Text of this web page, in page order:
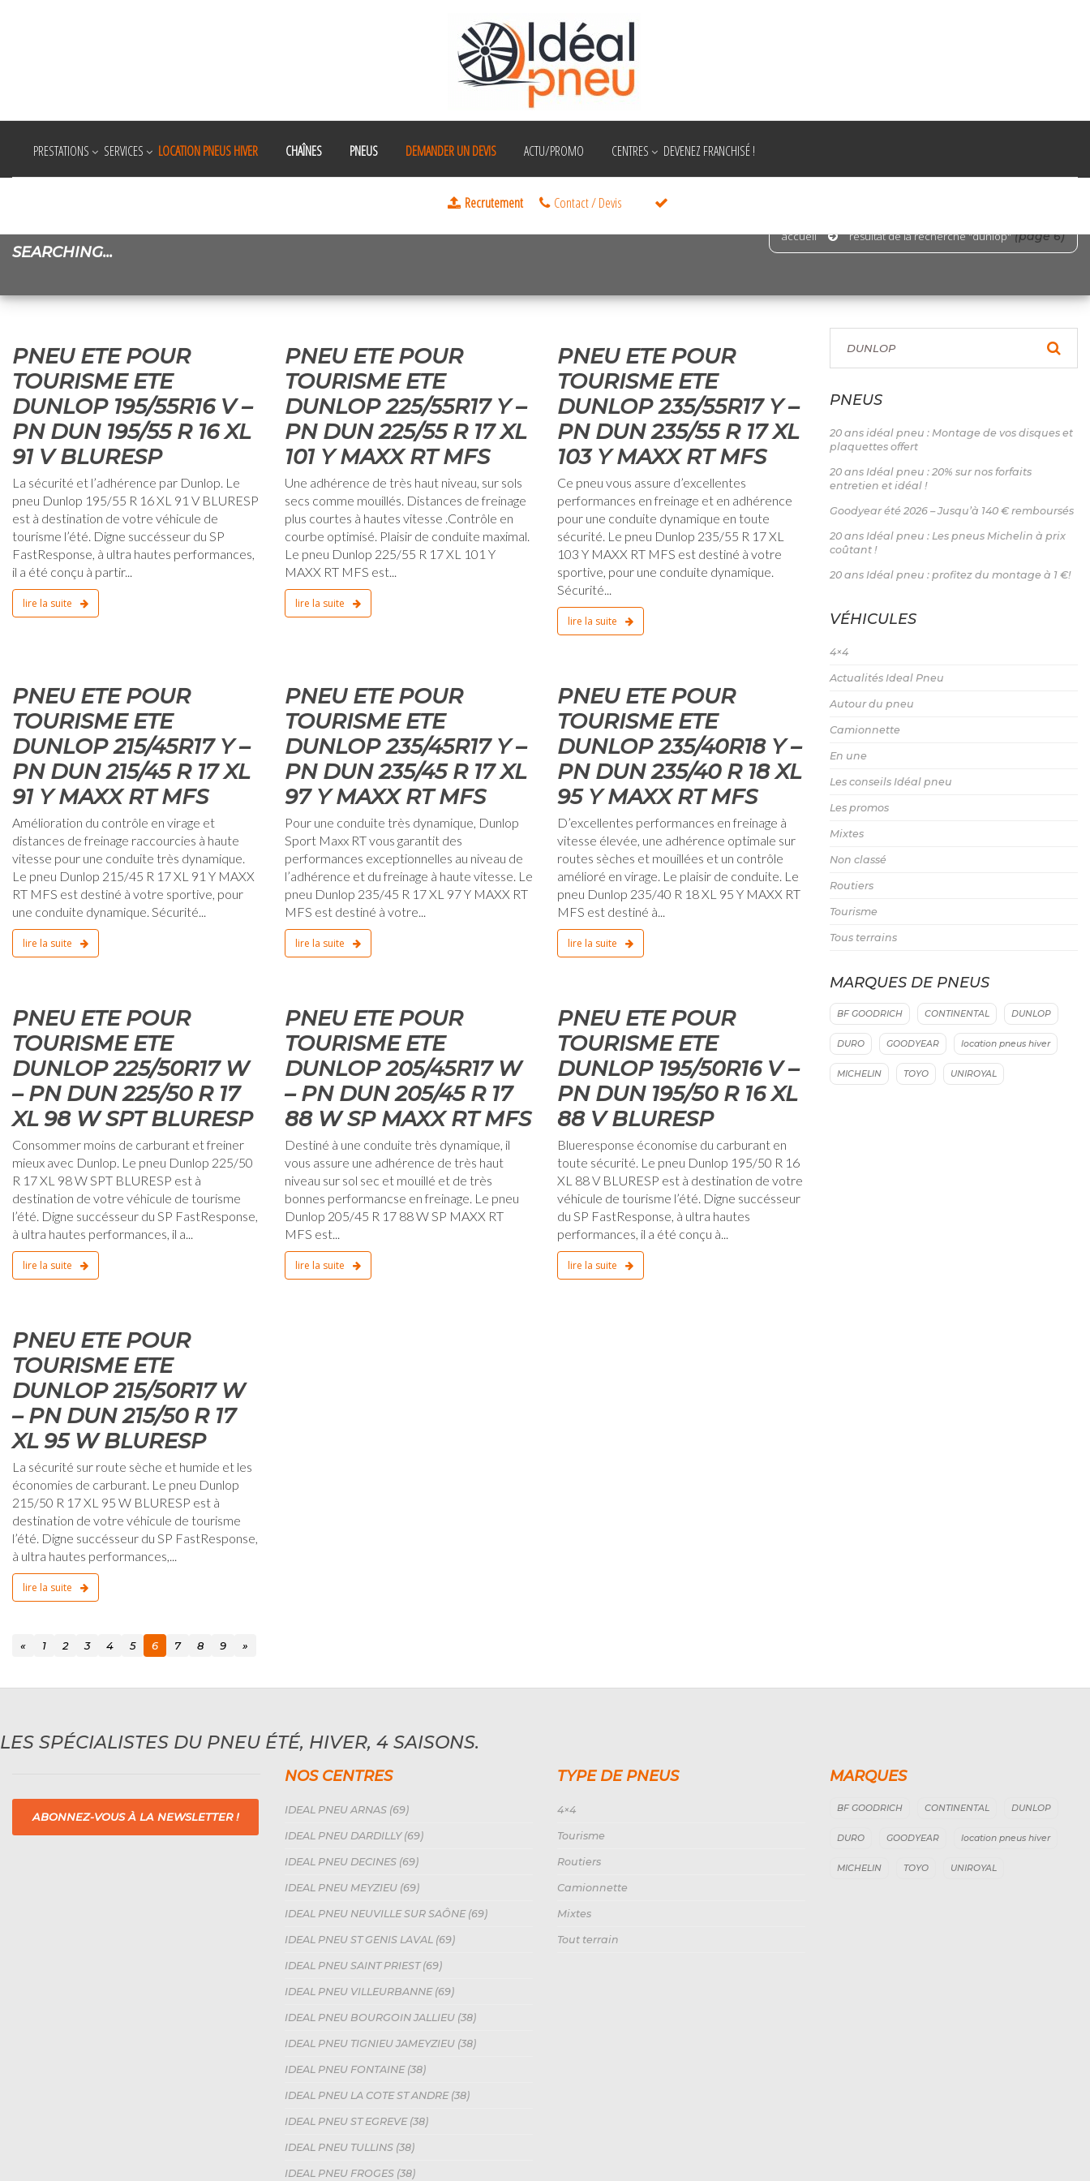
PRESTATIONS SERVICES LOCATION PNEUS HIVER CHAÎNES PNEUS DEMANDER UN DEVIS ACTU/PROMO CENTRES DEVENEZ FRANCHISÉ !
SEARCHING...
accueil résultat de la recherche "dunlop"(page 6)
PNEU ETE POUR
TOURISME ETE
DUNLOP 195/55R16 V –
PN DUN 195/55 R 16 XL
91 V BLURESP
La sécurité et l’adhérence par Dunlop. Le
pneu Dunlop 195/55 R 16 XL 91 V BLURESP
est à destination de votre véhicule de
tourisme l’été. Digne succésseur du SP
FastResponse, à ultra hautes performances,
il a été conçu à partir...
lire la suite
1 janvier 1970
PNEU ETE POUR
TOURISME ETE
DUNLOP 225/55R17 Y –
PN DUN 225/55 R 17 XL
101 Y MAXX RT MFS
Une adhérence de très haut niveau, sur sols
secs comme mouillés. Distances de freinage
plus courtes à hautes vitesse .Contrôle en
courbe optimisé. Plaisir de conduite maximal.
Le pneu Dunlop 225/55 R 17 XL 101 Y
MAXX RT MFS est...
lire la suite
1 janvier 1970
PNEU ETE POUR
TOURISME ETE
DUNLOP 235/55R17 Y –
PN DUN 235/55 R 17 XL
103 Y MAXX RT MFS
Ce pneu vous assure d’excellentes
performances en freinage et en adhérence
pour une conduite dynamique en toute
sécurité. Le pneu Dunlop 235/55 R 17 XL
103 Y MAXX RT MFS est destiné à votre
sportive, pour une conduite dynamique.
Sécurité...
lire la suite
PNEU ETE POUR
TOURISME ETE
DUNLOP 215/45R17 Y –
PN DUN 215/45 R 17 XL
91 Y MAXX RT MFS
Amélioration du contrôle en virage et
distances de freinage raccourcies à haute
vitesse pour une conduite très dynamique.
Le pneu Dunlop 215/45 R 17 XL 91 Y MAXX
RT MFS est destiné à votre sportive, pour
une conduite dynamique. Sécurité...
lire la suite
PNEU ETE POUR
TOURISME ETE
DUNLOP 235/45R17 Y –
PN DUN 235/45 R 17 XL
97 Y MAXX RT MFS
Pour une conduite très dynamique, Dunlop
Sport Maxx RT vous garantit des
performances exceptionnelles au niveau de
l’adhérence et du freinage à haute vitesse. Le
pneu Dunlop 235/45 R 17 XL 97 Y MAXX RT
MFS est destiné à votre...
lire la suite
PNEU ETE POUR
TOURISME ETE
DUNLOP 235/40R18 Y –
PN DUN 235/40 R 18 XL
95 Y MAXX RT MFS
D’excellentes performances en freinage à
vitesse élevée, une adhérence optimale sur
routes sèches et mouillées et un contrôle
amélioré en virage. Le plaisir de conduite. Le
pneu Dunlop 235/40 R 18 XL 95 Y MAXX RT
MFS est destiné à...
lire la suite
PNEU ETE POUR
TOURISME ETE
DUNLOP 225/50R17 W
– PN DUN 225/50 R 17
XL 98 W SPT BLURESP
Consommer moins de carburant et freiner
mieux avec Dunlop. Le pneu Dunlop 225/50
R 17 XL 98 W SPT BLURESP est à
destination de votre véhicule de tourisme
l’été. Digne succésseur du SP FastResponse,
à ultra hautes performances, il a...
lire la suite
PNEU ETE POUR
TOURISME ETE
DUNLOP 205/45R17 W
– PN DUN 205/45 R 17
88 W SP MAXX RT MFS
Destiné à une conduite très dynamique, il
vous assure une adhérence de très haut
niveau sur sol sec et mouillé et de très
bonnes performancse en freinage. Le pneu
Dunlop 205/45 R 17 88 W SP MAXX RT
MFS est...
lire la suite
PNEU ETE POUR
TOURISME ETE
DUNLOP 195/50R16 V –
PN DUN 195/50 R 16 XL
88 V BLURESP
Blueresponse économise du carburant en
toute sécurité. Le pneu Dunlop 195/50 R 16
XL 88 V BLURESP est à destination de votre
véhicule de tourisme l’été. Digne succésseur
du SP FastResponse, à ultra hautes
performances, il a été conçu à...
lire la suite
PNEU ETE POUR
TOURISME ETE
DUNLOP 215/50R17 W
– PN DUN 215/50 R 17
XL 95 W BLURESP
La sécurité sur route sèche et humide et les
économies de carburant. Le pneu Dunlop
215/50 R 17 XL 95 W BLURESP est à
destination de votre véhicule de tourisme
l’été. Digne succésseur du SP FastResponse,
à ultra hautes performances,...
lire la suite
« 1 2 3 4 5 6 7 8 9 »
PNEUS
20 ans idéal pneu : Montage de vos disques et
plaquettes offert
20 ans Idéal pneu : 20% sur nos forfaits
entretien et idéal !
Goodyear été 2026 – Jusqu’à 140 € remboursés
20 ans Idéal pneu : Les pneus Michelin à prix
coûtant !
20 ans Idéal pneu : profitez du montage à 1 €!
VÉHICULES
4×4
Actualités Ideal Pneu
Autour du pneu
Camionnette
En une
Les conseils Idéal pneu
Les promos
Mixtes
Non classé
Routiers
Tourisme
Tous terrains
MARQUES DE PNEUS
BF GOODRICH CONTINENTAL DUNLOP
DURO GOODYEAR location pneus hiver
MICHELIN TOYO UNIROYAL
LES SPÉCIALISTES DU PNEU ÉTÉ, HIVER, 4 SAISONS.
ABONNEZ-VOUS À LA NEWSLETTER !
NOS CENTRES
IDEAL PNEU ARNAS (69)
IDEAL PNEU DARDILLY (69)
IDEAL PNEU DECINES (69)
IDEAL PNEU MEYZIEU (69)
IDEAL PNEU NEUVILLE SUR SAÔNE (69)
IDEAL PNEU ST GENIS LAVAL (69)
IDEAL PNEU SAINT PRIEST (69)
IDEAL PNEU VILLEURBANNE (69)
IDEAL PNEU BOURGOIN JALLIEU (38)
IDEAL PNEU TIGNIEU JAMEYZIEU (38)
IDEAL PNEU FONTAINE (38)
IDEAL PNEU LA COTE ST ANDRE (38)
IDEAL PNEU ST EGREVE (38)
IDEAL PNEU TULLINS (38)
IDEAL PNEU FROGES (38)
TYPE DE PNEUS
4×4
Tourisme
Routiers
Camionnette
Mixtes
Tout terrain
MARQUES
BF GOODRICH CONTINENTAL DUNLOP
DURO GOODYEAR location pneus hiver
MICHELIN TOYO UNIROYAL